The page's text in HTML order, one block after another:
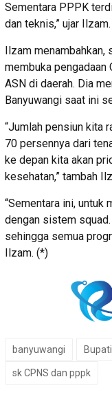
Sementara PPPK
dan teknis,” ujar Ilzam.
Ilzam
membuka pengadaan
ASN di daerah. Dia
Banyuwangi saat ini
“Jumlah pensiun kita
70 persennya dari
ke depan kita akan
kesehatan,” tambah
“Sementara ini, untuk
dengan sistem
sehingga semua
Ilzam. (*)
banyuwangi
sk CPNS dan pppk